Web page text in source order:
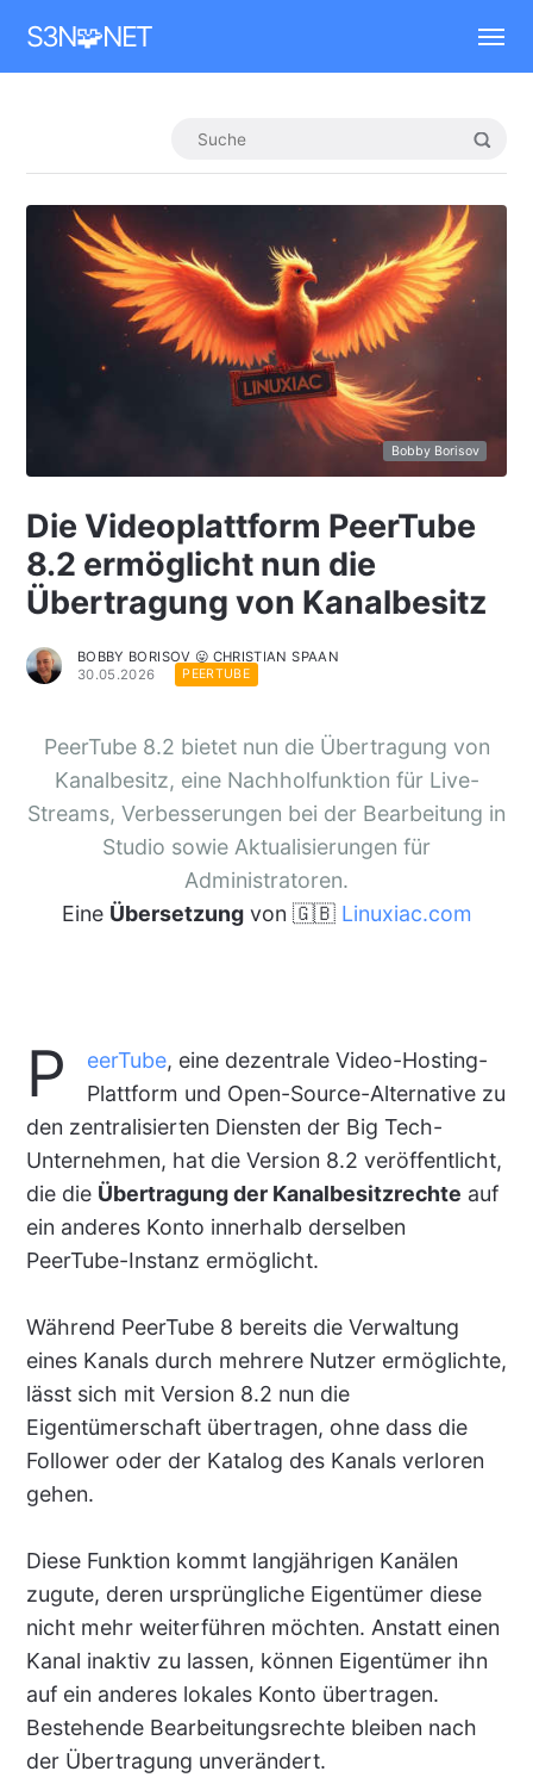
S3N🧩NET
Bobby Borisov
Die Videoplattform PeerTube
8.2 ermöglicht nun die
Übertragung von Kanalbesitz
BOBBY BORISOV 😛 CHRISTIAN SPAAN
30.05.2026
PEERTUBE
PeerTube 8.2 bietet nun die Übertragung von
Kanalbesitz, eine Nachholfunktion für Live-
Streams, Verbesserungen bei der Bearbeitung in
Studio sowie Aktualisierungen für
Administratoren.
Eine Übersetzungvon 🇬🇧 Linuxiac.com
P eerTube, eine dezentrale Video-Hosting-
Plattform und Open-Source-Alternative zu
den zentralisierten Diensten der Big Tech-
Unternehmen, hat die Version 8.2 veröffentlicht,
die die Übertragung der Kanalbesitzrechte auf
ein anderes Konto innerhalb derselben
PeerTube-Instanz ermöglicht.
Während PeerTube 8 bereits die Verwaltung
eines Kanals durch mehrere Nutzer ermöglichte,
lässt sich mit Version 8.2 nun die
Eigentümerschaft übertragen, ohne dass die
Follower oder der Katalog des Kanals verloren
gehen.
Diese Funktion kommt langjährigen Kanälen
zugute, deren ursprüngliche Eigentümer diese
nicht mehr weiterführen möchten. Anstatt einen
Kanal inaktiv zu lassen, können Eigentümer ihn
auf ein anderes lokales Konto übertragen.
Bestehende Bearbeitungsrechte bleiben nach
der Übertragung unverändert.